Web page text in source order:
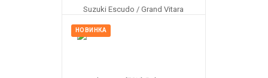
НОВИНКА